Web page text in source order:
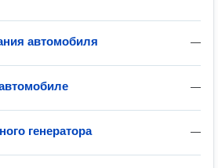
—
автомобиля
—
—
генератора